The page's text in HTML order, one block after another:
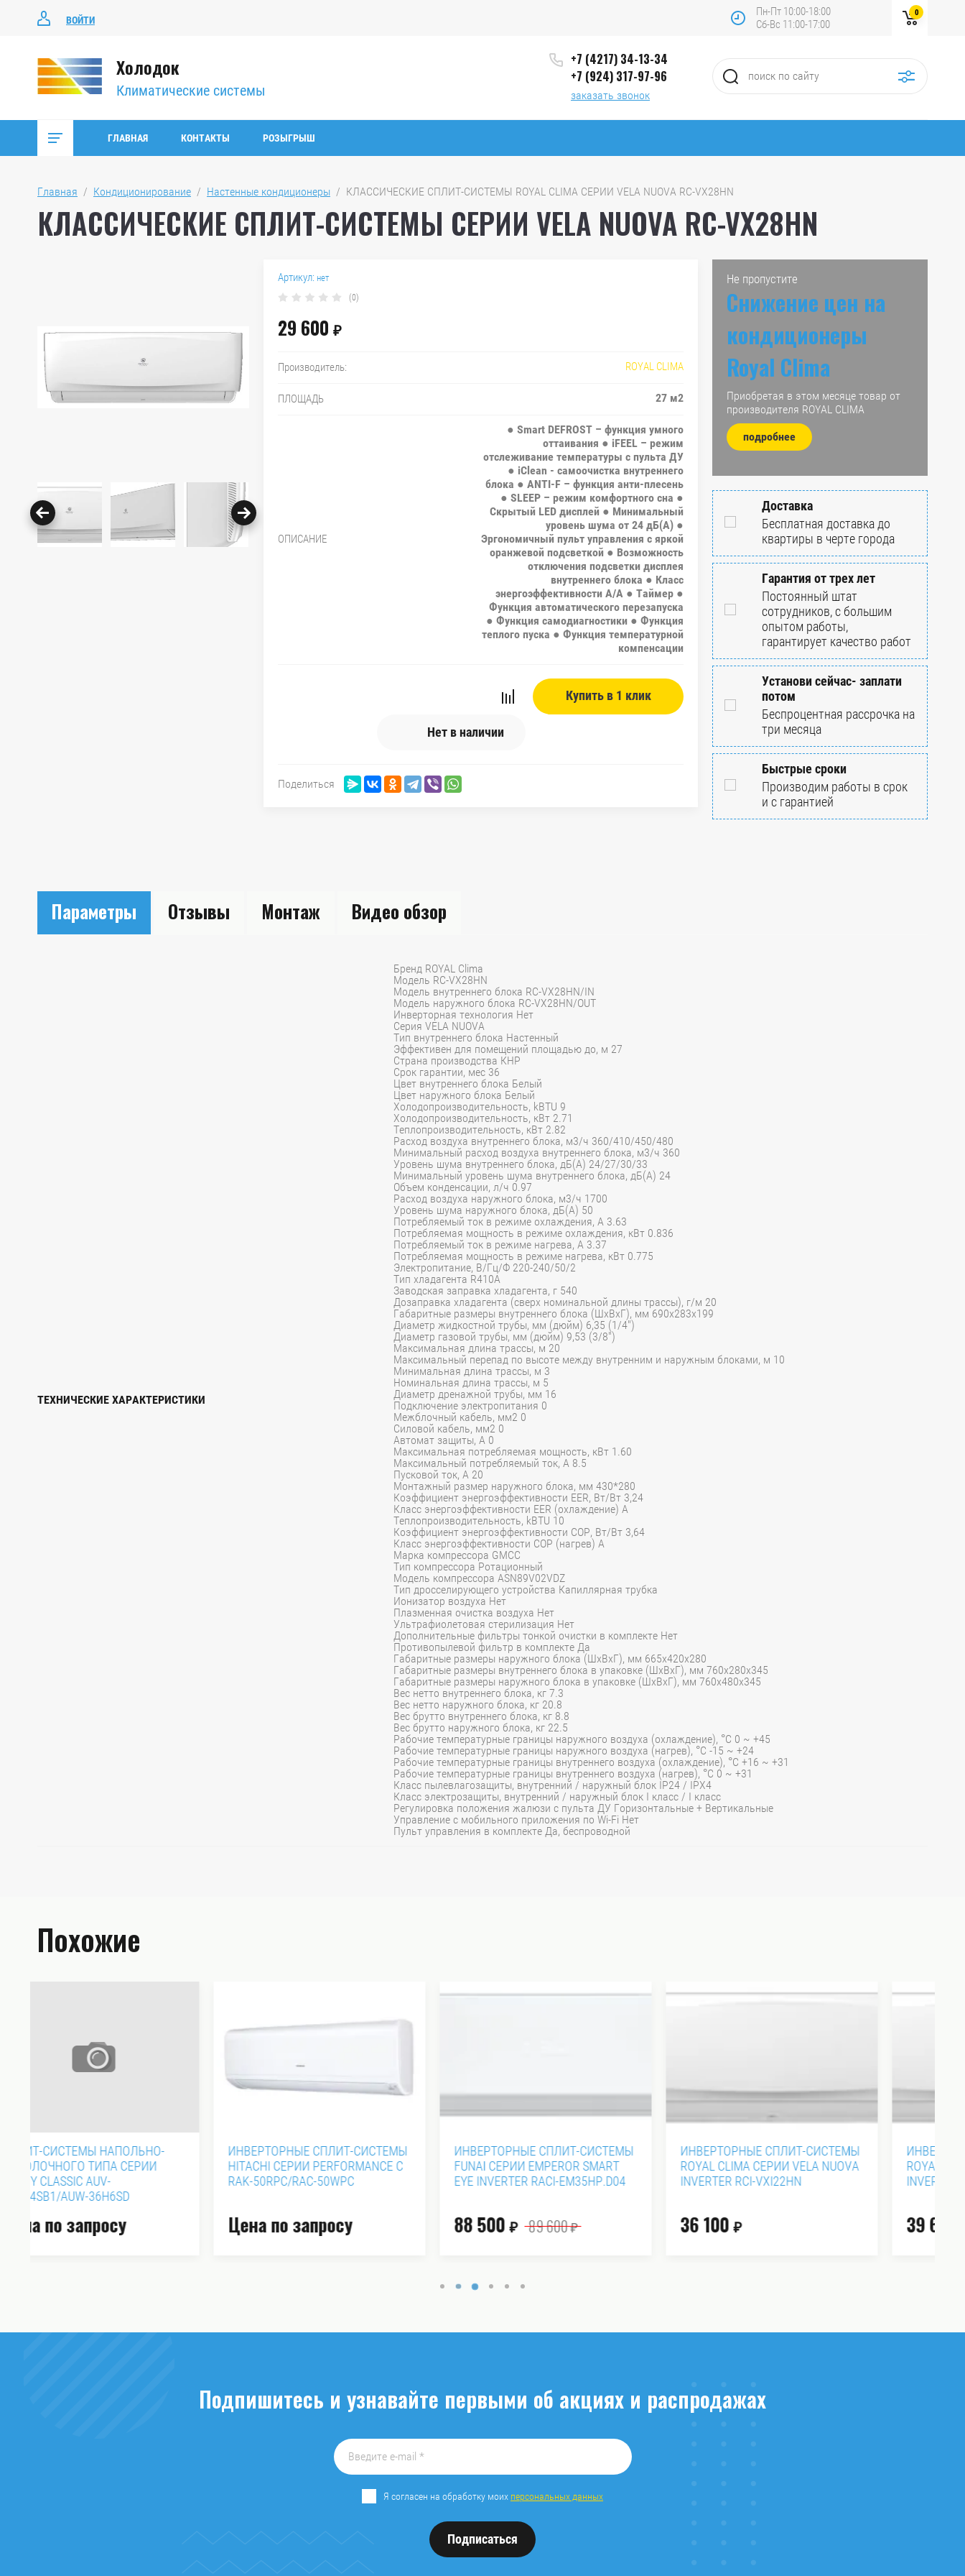
ВОЙТИ
Пн-Пт 10:00-18:00
Сб-Вс 11:00-17:00
0
Холодок
Климатические системы
+7 (4217) 34-13-34
+7 (924) 317-97-96
заказать звонок
ГЛАВНАЯ КОНТАКТЫ РОЗЫГРЫШ
Главная
  /
Кондиционирование
  /
Настенные кондиционеры
  /  КЛАССИЧЕСКИЕ СПЛИТ-СИСТЕМЫ ROYAL CLIMA СЕРИИ VELA NUOVA RC-VX28HN
КЛАССИЧЕСКИЕ СПЛИТ-СИСТЕМЫ СЕРИИ VELA NUOVA RC-VX28HN
Артикул: нет
(0)
29 600 ₽
Производитель: ROYAL CLIMA
ПЛОЩАДЬ 27 м2
ОПИСАНИЕ
● Smart DEFROST – функция умного
оттаивания ● iFEEL – режим
отслеживание температуры с пульта ДУ
● iClean - cамоочистка внутреннего
блока ● ANTI-F – функция анти-плесень
● SLEEP – режим комфортного сна ●
Скрытый LED дисплей ● Минимальный
уровень шума от 24 дБ(А) ●
Эргономичный пульт управления с яркой
оранжевой подсветкой ● Возможность
отключения подсветки дисплея
внутреннего блока ● Класс
энергоэффективности A/A ● Таймер ●
Функция автоматического перезапуска
● Функция самодиагностики ● Функция
теплого пуска ● Функция температурной
компенсации
Нет в наличии
Купить в 1 клик
Поделиться
Не пропустите
Снижение цен на
кондиционеры
Royal Clima
Приобретая в этом месяце товар от
производителя ROYAL CLIMA
подробнее
Доставка
Бесплатная доставка до
квартиры в черте города
Гарантия от трех лет
Постоянный штат
сотрудников, с большим
опытом работы,
гарантирует качество работ
Установи сейчас- заплати
потом
Беспроцентная рассрочка на
три месяца
Быстрые сроки
Производим работы в срок
и с гарантией
Параметры Отзывы Монтаж Видео обзор
ТЕХНИЧЕСКИЕ ХАРАКТЕРИСТИКИ
Бренд ROYAL Clima
Модель RC-VX28HN
Модель внутреннего блока RC-VX28HN/IN
Модель наружного блока RC-VX28HN/OUT
Инверторная технология Нет
Серия VELA NUOVA
Тип внутреннего блока Настенный
Эффективен для помещений площадью до, м 27
Страна производства КНР
Срок гарантии, мес 36
Цвет внутреннего блока Белый
Цвет наружного блока Белый
Холодопроизводительность, kBTU 9
Холодопроизводительность, кВт 2.71
Теплопроизводительность, кВт 2.82
Расход воздуха внутреннего блока, м3/ч 360/410/450/480
Минимальный расход воздуха внутреннего блока, м3/ч 360
Уровень шума внутреннего блока, дБ(А) 24/27/30/33
Минимальный уровень шума внутреннего блока, дБ(А) 24
Объем конденсации, л/ч 0.97
Расход воздуха наружного блока, м3/ч 1700
Уровень шума наружного блока, дБ(А) 50
Потребляемый ток в режиме охлаждения, A 3.63
Потребляемая мощность в режиме охлаждения, кВт 0.836
Потребляемый ток в режиме нагрева, A 3.37
Потребляемая мощность в режиме нагрева, кВт 0.775
Электропитание, В/Гц/Ф 220-240/50/2
Тип хладагента R410A
Заводская заправка хладагента, г 540
Дозаправка хладагента (сверх номинальной длины трассы), г/м 20
Габаритные размеры внутреннего блока (ШхВхГ), мм 690x283x199
Диаметр жидкостной трубы, мм (дюйм) 6,35 (1/4")
Диаметр газовой трубы, мм (дюйм) 9,53 (3/8")
Максимальная длина трассы, м 20
Максимальный перепад по высоте между внутренним и наружным блоками, м 10
Минимальная длина трассы, м 3
Номинальная длина трассы, м 5
Диаметр дренажной трубы, мм 16
Подключение электропитания 0
Межблочный кабель, мм2 0
Силовой кабель, мм2 0
Автомат защиты, А 0
Максимальная потребляемая мощность, кВт 1.60
Максимальный потребляемый ток, А 8.5
Пусковой ток, А 20
Монтажный размер наружного блока, мм 430*280
Коэффициент энергоэффективности EER, Вт/Вт 3,24
Класс энергоэффективности EER (охлаждение) A
Теплопроизводительность, kBTU 10
Коэффициент энергоэффективности COP, Вт/Вт 3,64
Класс энергоэффективности COP (нагрев) A
Марка компрессора GMCC
Тип компрессора Ротационный
Модель компрессора ASN89V02VDZ
Тип дросселирующего устройства Капиллярная трубка
Ионизатор воздуха Нет
Плазменная очистка воздуха Нет
Ультрафиолетовая стерилизация Нет
Дополнительные фильтры тонкой очистки в комплекте Нет
Противопылевой фильтр в комплекте Да
Габаритные размеры наружного блока (ШхВхГ), мм 665x420x280
Габаритные размеры внутреннего блока в упаковке (ШхВхГ), мм 760x280x345
Габаритные размеры наружного блока в упаковке (ШхВхГ), мм 760x480x345
Вес нетто внутреннего блока, кг 7.3
Вес нетто наружного блока, кг 20.8
Вес брутто внутреннего блока, кг 8.8
Вес брутто наружного блока, кг 22.5
Рабочие температурные границы наружного воздуха (охлаждение), °C 0 ~ +45
Рабочие температурные границы наружного воздуха (нагрев), °C -15 ~ +24
Рабочие температурные границы внутреннего воздуха (охлаждение), °C +16 ~ +31
Рабочие температурные границы внутреннего воздуха (нагрев), °C 0 ~ +31
Класс пылевлагозащиты, внутренний / наружный блок IP24 / IPX4
Класс электрозащиты, внутренний / наружный блок I класс / I класс
Регулировка положения жалюзи с пульта ДУ Горизонтальные + Вертикальные
Управление c мобильного приложения по Wi-Fi Нет
Пульт управления в комплекте Да, беспроводной
Похожие
ИНВЕРТОРНЫЕ СПЛИТ-СИСТЕМЫ
HITACHI СЕРИИ PERFORMANCE С
RAK-50RPС/RAC-50WPС
Цена по запросу
ИНВЕРТОРНЫЕ СПЛИТ-СИСТЕМЫ
FUNAI СЕРИИ EMPEROR SMART
EYE INVERTER RACI-EM35HP.D04
88 500 ₽ 89 600
ИНВЕРТОРНЫЕ СПЛИТ-СИСТЕМЫ
ROYAL CLIMA СЕРИИ VELA NUOVA
INVERTER RCI-VXI22HN
36 100 ₽
ИНВЕРТОРНЫЕ СПЛИТ-СИСТЕМЫ
ROYAL CLIMA СЕРИИ VELA NUOVA
INVERTER RCI-VXI28HN
39 600
Подпишитесь и узнавайте первыми об акциях и распродажах
Я согласен на обработку моих персональных данных
Подписаться